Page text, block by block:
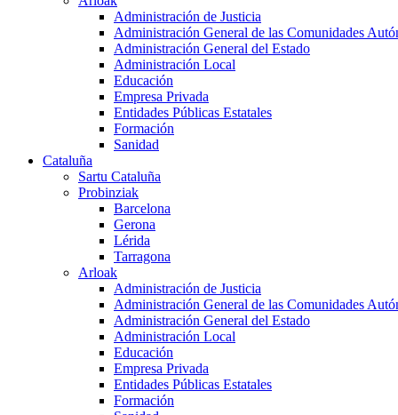
Administración de Justicia
Administración General de las Comunidades
Administración General del Estado
Administración Local
Educación
Empresa Privada
Entidades Públicas Estatales
Formación
Sanidad
Cataluña
Sartu Cataluña
Probinziak
Barcelona
Gerona
Lérida
Tarragona
Arloak
Administración de Justicia
Administración General de las Comunidades
Administración General del Estado
Administración Local
Educación
Empresa Privada
Entidades Públicas Estatales
Formación